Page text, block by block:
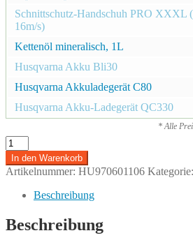
Schnittschutz-Handschuh PRO XXXL
16m/s)
Kettenöl mineralisch, 1L
Husqvarna Akku Bli30
Husqvarna Akkuladegerät C80
Husqvarna Akku-Ladegerät QC330
* Alle
Husqvarna
Akku
Motorsäge
240i
ohne
Akku
In den Warenkorb
Artikelnummer: HU970601106 Kategorie:
Beschreibung
Beschreibung